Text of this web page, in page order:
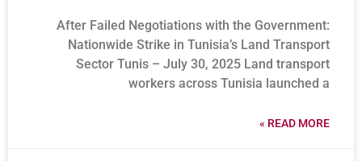
After Failed Negotiations with the Government:
Nationwide Strike in Tunisia’s Land Transport
Sector Tunis – July 30, 2025 Land transport
workers across Tunisia launched a
READ MORE »